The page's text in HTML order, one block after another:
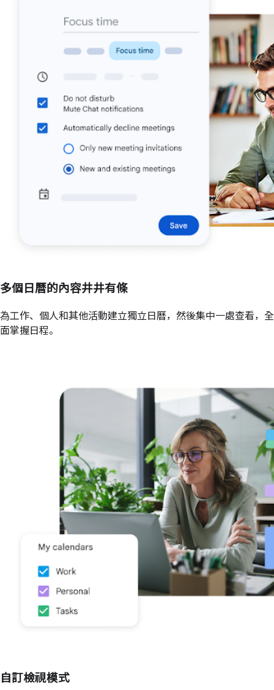
多個日曆的內容井井有條
為工作、個人和其他活動建立獨立日曆，然後集中一處查看，全
面掌握日程。
自訂檢視模式